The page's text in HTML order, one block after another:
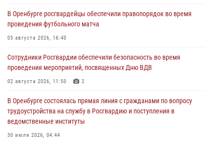
В Оренбурге росгвардейцы обеспечили правопорядок во время
проведения футбольного матча
03 августа 2026, 16:40
Сотрудники Росгвардии обеспечили безопасность во время
проведения мероприятий, посвященных Дню ВДВ
02 августа 2026, 11:50 2
В Оренбурге состоялась прямая линия с гражданами по вопросу
трудоустройства на службу в Росгвардию и поступления в
ведомственные институты
30 июля 2026, 04:44